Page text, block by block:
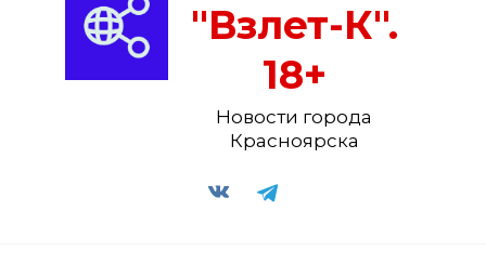
"Взлет-К".
18+
Новости города
Красноярска